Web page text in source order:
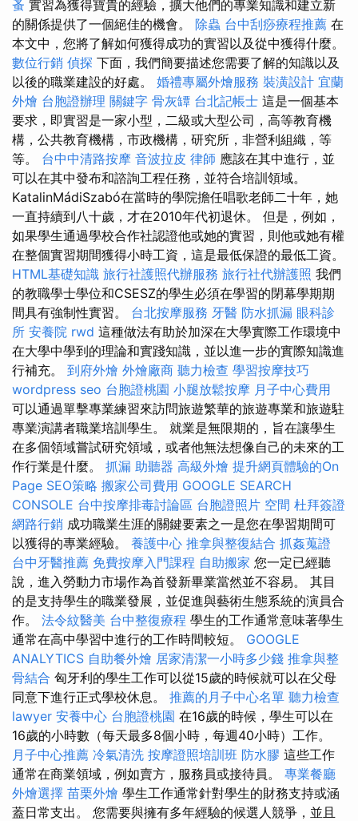
蚤 實習為獲得寶貴的經驗，擴大他們的專業知識和建立新
的關係提供了一個絕佳的機會。 除蟲 台中刮痧療程推薦 在
本文中，您將了解如何獲得成功的實習以及從中獲得什麼。
數位行銷 偵探 下面，我們簡要描述您需要了解的知識以及
以後的職業建設的好處。 婚禮專屬外燴服務 裝潢設計 宜蘭
外燴 台胞證辦理 關鍵字 骨灰罈 台北記帳士 這是一個基本
要求，即實習是一家小型，二級或大型公司，高等教育機
構，公共教育機構，市政機構，研究所，非營利組織，等
等。 台中中清路按摩 音波拉皮 律師 應該在其中進行，並
可以在其中發布和諮詢工程任務，並符合培訓領域。
KatalinMádiSzabó在當時的學院擔任唱歌老師二十年，她
一直持續到八十歲，才在2010年代初退休。 但是，例如，
如果學生通過學校合作社認證他或她的實習，則他或她有權
在整個實習期間獲得小時工資，這是最低保證的最低工資。
HTML基礎知識 旅行社護照代辦服務 旅行社代辦護照 我們
的教職學士學位和CSESZ的學生必須在學習的閉幕學期期
間具有強制性實習。 台北按摩服務 牙醫 防水抓漏 眼科診
所 安養院 rwd 這種做法有助於加深在大學實際工作環境中
在大學中學到的理論和實踐知識，並以進一步的實際知識進
行補充。 到府外燴 外燴廠商 聽力檢查 學習按摩技巧
wordpress seo 台胞證桃園 小腿放鬆按摩 月子中心費用
可以通過單擊專業練習來訪問旅遊繁華的旅遊專業和旅遊駐
專業演講者職業培訓學生。 就業是無限期的，旨在讓學生
在多個領域嘗試研究領域，或者他無法想像自己的未來的工
作行業是什麼。 抓漏 助聽器 高級外燴 提升網頁體驗的On
Page SEO策略 搬家公司費用 GOOGLE SEARCH
CONSOLE 台中按摩排毒討論區 台胞證照片 空間 杜拜簽證
網路行銷 成功職業生涯的關鍵要素之一是您在學習期間可
以獲得的專業經驗。 養護中心 推拿與整復結合 抓姦蒐證
台中牙醫推薦 免費按摩入門課程 自助搬家 您一定已經聽
說，進入勞動力市場作為首發新畢業當然並不容易。 其目
的是支持學生的職業發展，並促進與藝術生態系統的演員合
作。 法令紋醫美 台中整復療程 學生的工作通常意味著學生
通常在高中學習中進行的工作時間較短。 GOOGLE
ANALYTICS 自助餐外燴 居家清潔一小時多少錢 推拿與整
骨結合 匈牙利的學生工作可以從15歲的時候就可以在父母
同意下進行正式學校休息。 推薦的月子中心名單 聽力檢查
lawyer 安養中心 台胞證桃園 在16歲的時候，學生可以在
16歲的小時數（每天最多8個小時，每週40小時）工作。
月子中心推薦 冷氣清洗 按摩證照培訓班 防水膠 這些工作
通常在商業領域，例如賣方，服務員或接待員。 專業餐廳
外燴選擇 苗栗外燴 學生工作通常針對學生的財務支持或涵
蓋日常支出。 您需要與擁有多年經驗的候選人競爭，並且